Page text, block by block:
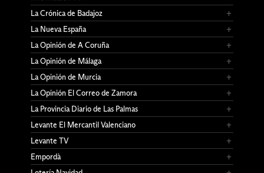
La Crónica de Badajoz
La Nueva España
La Opinión de A Coruña
La Opinión de Málaga
La Opinión de Murcia
La Opinión El Correo de Zamora
La Provincia Diario de Las Palmas
Levante El Mercantil Valenciano
Levante TV
Empordà